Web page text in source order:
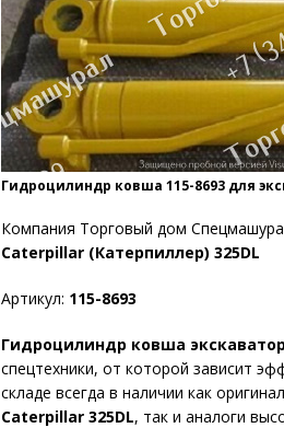
Гидроцилиндр ковша 115-8693 для
Компания Торговый дом
Caterpillar (Катерпиллер) 325DL
Артикул: 115-8693
Гидроцилиндр ковша
спецтехники, от которой зависит
складе всегда в наличии как
Caterpillar 325DL, так и аналоги